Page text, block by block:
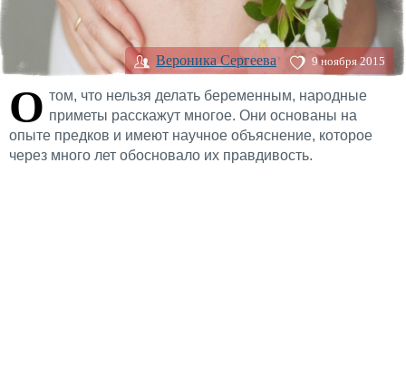
Вероника Сергеева 9 ноября 2015
О том, что нельзя делать беременным, народные
приметы расскажут многое. Они основаны на
опыте предков и имеют научное объяснение, которое
через много лет обосновало их правдивость.